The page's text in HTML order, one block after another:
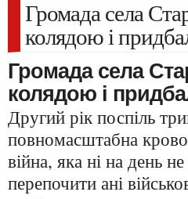
Громада села
колядою і
Громада села
колядою і
Другий рік поспіль
повномасштабна
війна, яка ні на день
перепочити ані